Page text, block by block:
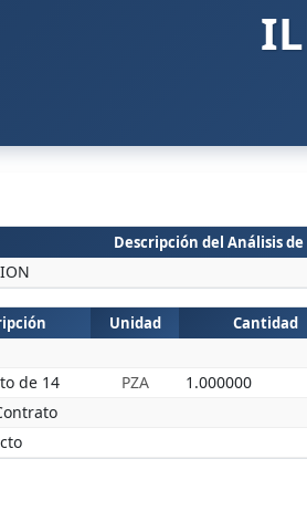
Descripción del Análisis
Unidad Cantidad
de 14 PZA 1.000000